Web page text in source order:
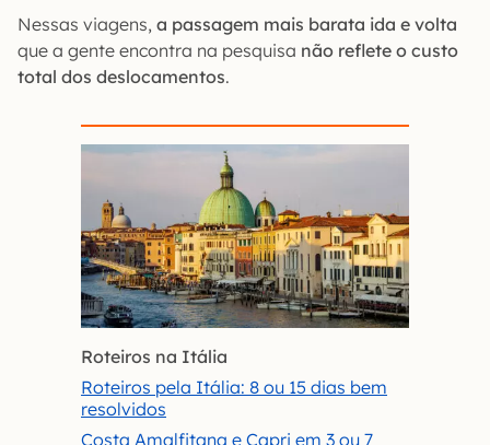
Nessas viagens, a passagem mais barata ida e volta
que a gente encontra na pesquisa não reflete o custo
total dos deslocamentos.
Roteiros na Itália
Roteiros pela Itália: 8 ou 15 dias bem
resolvidos
Costa Amalfitana e Capri em 3 ou 7